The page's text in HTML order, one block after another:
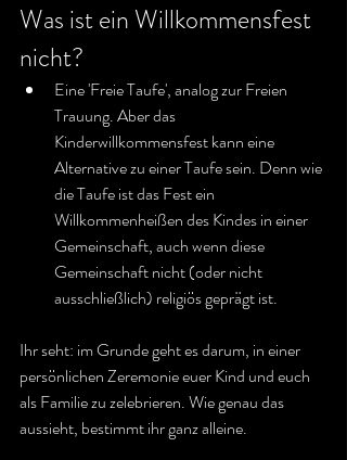
Was ist ein Willkommensfest
nicht?
Eine 'Freie Taufe', analog zur Freien
Trauung. Aber das
Kinderwillkommensfest kann eine
Alternative zu einer Taufe sein. Denn wie
die Taufe ist das Fest ein
Willkommenheißen des Kindes in einer
Gemeinschaft, auch wenn diese
Gemeinschaft nicht (oder nicht
ausschließlich) religiös geprägt ist.
Ihr seht: im Grunde geht es darum, in einer
persönlichen Zeremonie euer Kind und euch
als Familie zu zelebrieren. Wie genau das
aussieht, bestimmt ihr ganz alleine.